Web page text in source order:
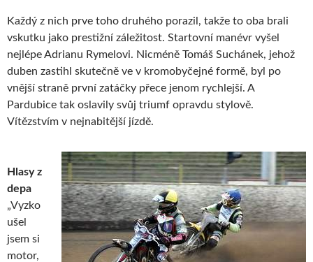
Každý z nich prve toho druhého porazil, takže to oba brali
vskutku jako prestižní záležitost. Startovní manévr vyšel
nejlépe Adrianu Rymelovi. Nicméně Tomáš Suchánek, jehož
duben zastihl skutečně ve v kromobyčejné formě, byl po
vnější straně první zatáčky přece jenom rychlejší. A
Pardubice tak oslavily svůj triumf opravdu stylově.
Vítězstvím v nejnabitější jízdě.
Hlasy z
depa
„Vyzko
ušel
jsem si
motor,